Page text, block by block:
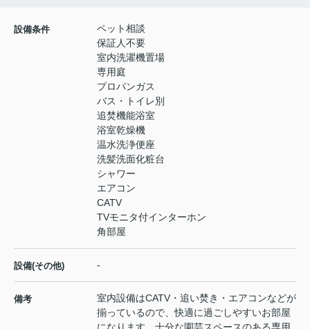
設備条件
ペット相談
保証人不要
室内洗濯機置場
専用庭
プロパンガス
バス・トイレ別
追焚機能浴室
浴室乾燥機
温水洗浄便座
洗髪洗面化粧台
シャワー
エアコン
CATV
TVモニタ付インターホン
角部屋
設備(その他) -
備考
室内設備はCATV・追い焚き・エアコンなどが
揃っているので、快適に過ごしやすいお部屋